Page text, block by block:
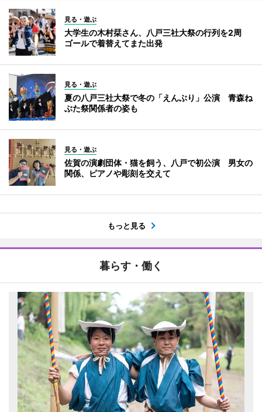
見る・遊ぶ
大学生の木村栞さん、八戸三社大祭の行列を2周
ゴールで着替えてまた出発
見る・遊ぶ
夏の八戸三社大祭で冬の「えんぶり」公演 青森ね
ぶた祭関係者の姿も
見る・遊ぶ
佐賀の演劇団体・猫を飼う、八戸で初公演 男女の
関係、ピアノや彫刻を交えて
もっと見る
暮らす・働く